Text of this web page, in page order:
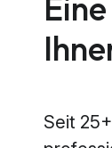
Seit